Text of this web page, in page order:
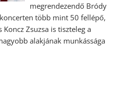
megrendezendő Bródy
több mint 50 fellépő,
Zsuzsa is tiszteleg a
alakjának munkássága